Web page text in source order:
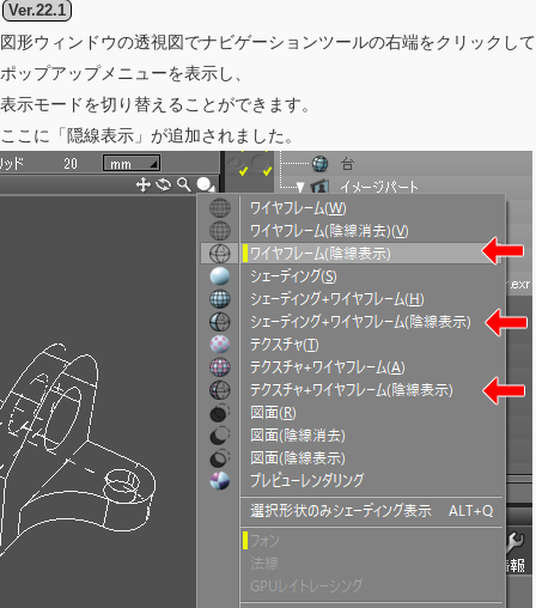
Ver.22.1
図形ウィンドウの透視図でナビゲーションツールの右端をクリックして
ポップアップメニューを表示し、
表示モードを切り替えることができます。
ここに「隠線表示」が追加されました。